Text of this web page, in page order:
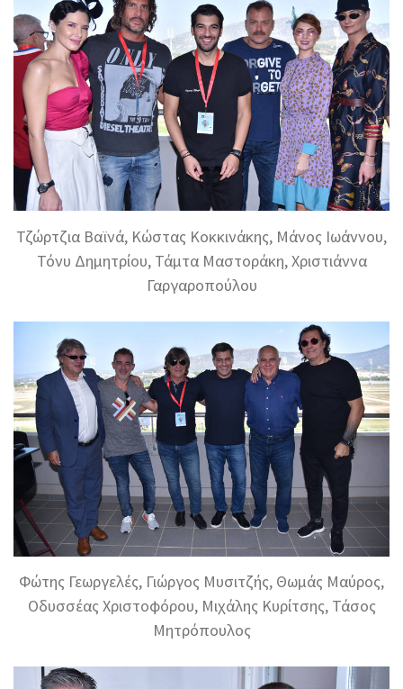
Τζώρτζια Βαϊνά, Κώστας Κοκκινάκης, Μάνος Ιωάννου,
Τόνυ Δημητρίου, Τάμτα Μαστοράκη, Χριστιάννα
Γαργαροπούλου
Φώτης Γεωργελές, Γιώργος Μυσιτζής, Θωμάς Μαύρος,
Οδυσσέας Χριστοφόρου, Μιχάλης Κυρίτσης, Τάσος
Μητρόπουλος